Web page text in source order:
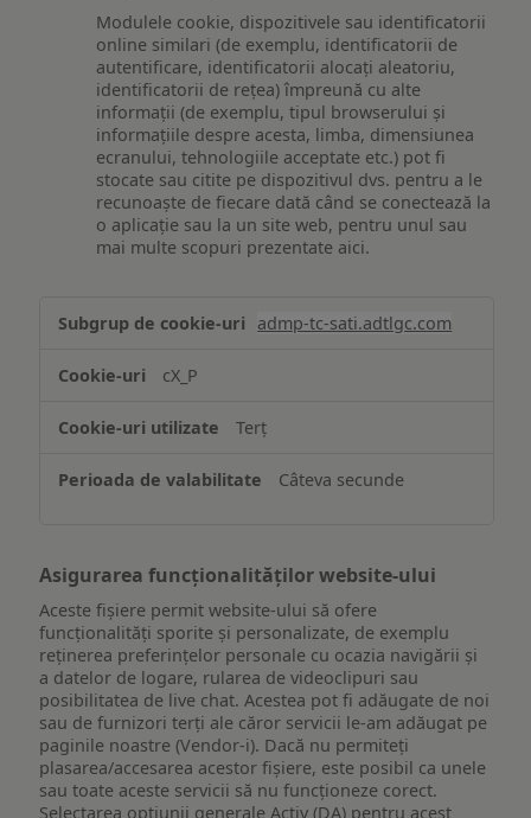
Modulele cookie, dispozitivele sau identificatorii
online similari (de exemplu, identificatorii de
autentificare, identificatorii alocați aleatoriu,
identificatorii de rețea) împreună cu alte
informații (de exemplu, tipul browserului și
informațiile despre acesta, limba, dimensiunea
ecranului, tehnologiile acceptate etc.) pot fi
stocate sau citite pe dispozitivul dvs. pentru a le
recunoaște de fiecare dată când se conectează la
o aplicație sau la un site web, pentru unul sau
mai multe scopuri prezentate aici.
și/sau
informațiilor
pe
dispozitiv
admp-tc-sati.adtlgc.com
cX_P
Terț
Câteva secunde
Asigurarea funcționalităților website-ului
Aceste fișiere permit website-ului să ofere
funcționalități sporite și personalizate, de exemplu
reţinerea preferinţelor personale cu ocazia navigării și
a datelor de logare, rularea de videoclipuri sau
posibilitatea de live chat. Acestea pot fi adăugate de noi
sau de furnizori terți ale căror servicii le-am adăugat pe
paginile noastre (Vendor-i). Dacă nu permiteți
plasarea/accesarea acestor fișiere, este posibil ca unele
sau toate aceste servicii să nu funcționeze corect.
Selectarea opțiunii generale Activ (DA) pentru acest